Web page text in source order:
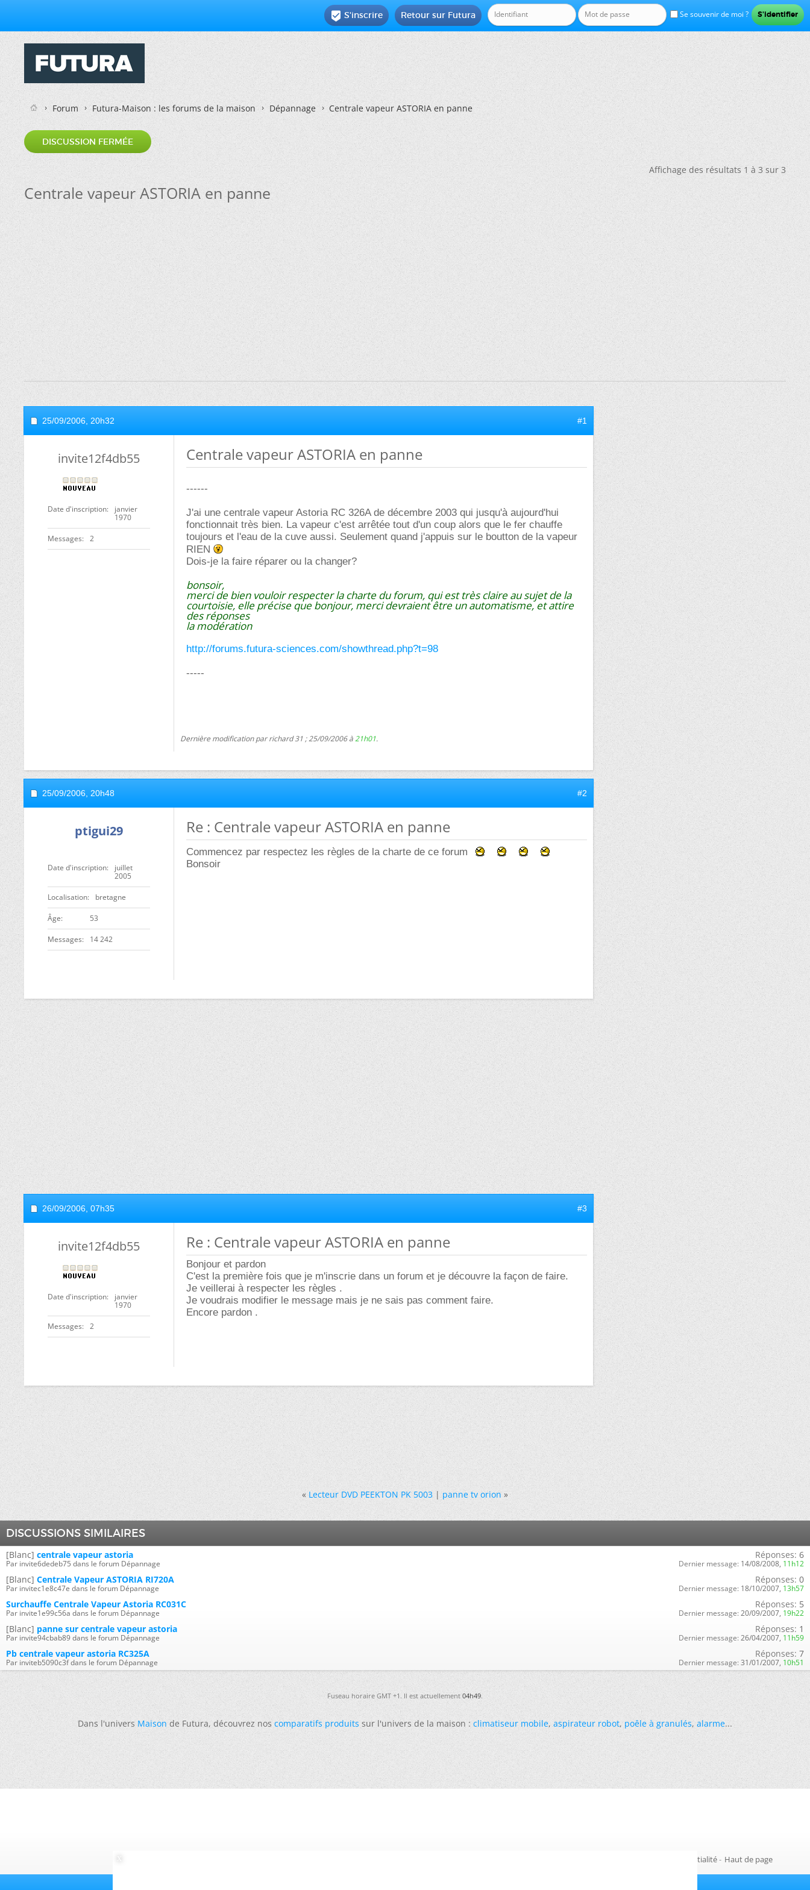
Se souvenir de moi ?
Retour sur Futura
 S'inscrire
Forum Futura-Maison : les forums de la maison Dépannage Centrale vapeur ASTORIA en panne
DISCUSSION FERMÉE
Affichage des résultats 1 à 3 sur 3
Centrale vapeur ASTORIA en panne
25/09/2006, 20h32 #1
invite12f4db55
Date d'inscription
janvier
1970
Messages 2
Centrale vapeur ASTORIA en panne
------
J'ai une centrale vapeur Astoria RC 326A de décembre 2003 qui jusqu'à aujourd'hui
fonctionnait très bien. La vapeur c'est arrêtée tout d'un coup alors que le fer chauffe
toujours et l'eau de la cuve aussi. Seulement quand j'appuis sur le boutton de la vapeur
RIEN
Dois-je la faire réparer ou la changer?
bonsoir,
merci de bien vouloir respecter la charte du forum, qui est très claire au sujet de la
courtoisie, elle précise que bonjour, merci devraient être un automatisme, et attire
des réponses
la modération
http://forums.futura-sciences.com/showthread.php?t=98
-----
Dernière modification par richard 31 ; 25/09/2006 à21h01.
25/09/2006, 20h48 #2
ptigui29
Date d'inscription
juillet
2005
Localisation bretagne
ge 53
Messages 14 242
Re : Centrale vapeur ASTORIA en panne
Commencez par respectez les règles de la charte de ce forum
Bonsoir
26/09/2006, 07h35 #3
invite12f4db55
Date d'inscription
janvier
1970
Messages 2
Re : Centrale vapeur ASTORIA en panne
Bonjour et pardon
C'est la première fois que je m'inscrie dans un forum et je découvre la façon de faire.
Je veillerai à respecter les règles .
Je voudrais modifier le message mais je ne sais pas comment faire.
Encore pardon .
« Lecteur DVD PEEKTON PK 5003|panne tv orion »
DISCUSSIONS SIMILAIRES
[Blanc] centrale vapeur astoria
Par invite6dedeb75 dans le forum Dépannage
Réponses: 6
Dernier message: 14/08/2008, 11h12
[Blanc] Centrale Vapeur ASTORIA RI720A
Par invitec1e8c47e dans le forum Dépannage
Réponses: 0
Dernier message: 18/10/2007, 13h57
Surchauffe Centrale Vapeur Astoria RC031C
Par invite1e99c56a dans le forum Dépannage
Réponses: 5
Dernier message: 20/09/2007, 19h22
[Blanc] panne sur centrale vapeur astoria
Par invite94cbab89 dans le forum Dépannage
Réponses: 1
Dernier message: 26/04/2007, 11h59
Pb centrale vapeur astoria RC325A
Par inviteb5090c3f dans le forum Dépannage
Réponses: 7
Dernier message: 31/01/2007, 10h51
Fuseau horaire GMT +1. Il est actuellement04h49.
Dans l'universMaisonde Futura, découvrez noscomparatifs produitssur l'univers de la maison :climatiseur mobile,aspirateur robot,poêle à granulés,alarme...
Politique de confidentialité- Haut de page